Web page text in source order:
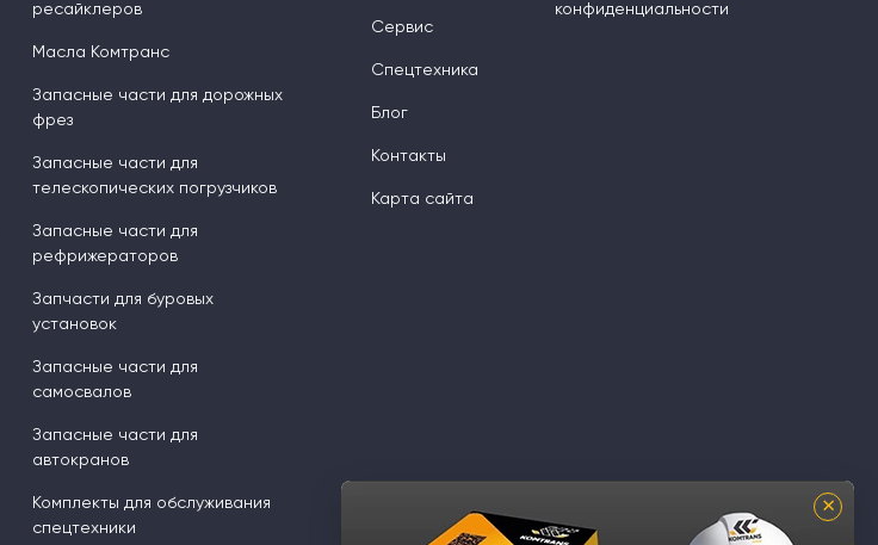
ресайклеров
Масла Комтранс
Запасные части для дорожных
фрез
Запасные части для
телескопических погрузчиков
Запасные части для
рефрижераторов
Запчасти для буровых
установок
Запасные части для
самосвалов
Запасные части для
автокранов
Комплекты для обслуживания
спецтехники
Сервис
Спецтехника
Блог
Контакты
Карта сайта
конфиденциальности
×